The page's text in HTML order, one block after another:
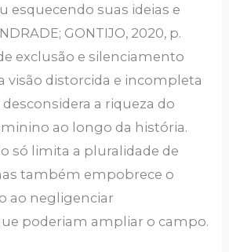
esquecendo suas ideias e
GONTIJO, 2020, p.
exclusão e silenciamento
visão distorcida e incompleta
a riqueza do
ao longo da história.
só limita a pluralidade de
também empobrece o
ao negligenciar
poderiam ampliar o campo.